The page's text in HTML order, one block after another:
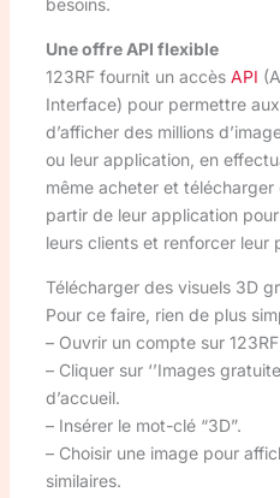
Une offre API flexible
123RF fournit un accès API
Interface) pour permettre
d’afficher des millions
ou leur application, en
même acheter et
partir de leur application
leurs clients et renforcer leur
Télécharger des visuels 3D
Pour ce faire, rien de plus
– Ouvrir un compte sur
– Cliquer sur ‘’Images
d’accueil.
– Insérer le mot-clé “3D”.
– Choisir une image pour
similaires.